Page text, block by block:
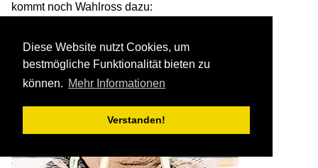
Diese Website nutzt Cookies, um
bestmögliche Funktionalität bieten zu
können. Mehr Informationen
Verstanden!
kommt noch Wahlross dazu: